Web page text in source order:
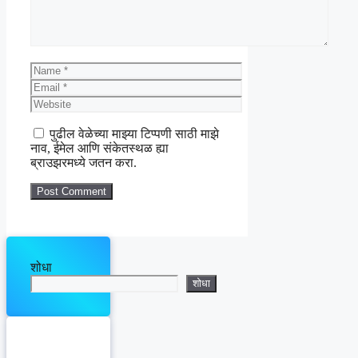
Name
Email
Website
पुढील वेळेच्या माझ्या टिप्पणी साठी माझे
नाव, ईमेल आणि संकेतस्थळ ह्या
ब्राउझरमध्ये जतन करा.
शोधा
शोधा